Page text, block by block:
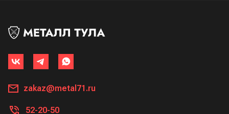
zakaz@metal71.ru
52-20-50